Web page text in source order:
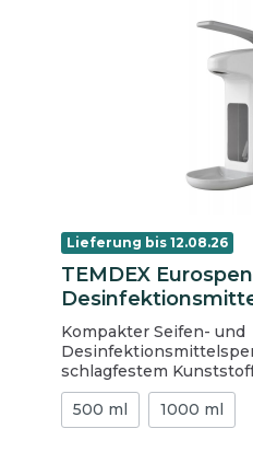
Lieferung bis 12.08.26
TEMDEX
Flüssigseife, für
Euroflaschen, aus
Kunststoffpumpe
Kompakter Seifen- und
schlagfestem Kunststoff. Ein
Spender für den
Desinfektionsmitteln.
robustem Kunststoff, ist
500 ml 1000 ml